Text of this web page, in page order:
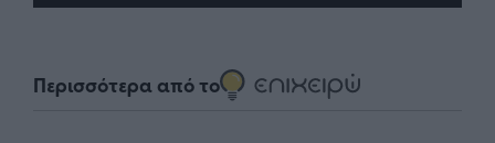
Περισσότερα από το